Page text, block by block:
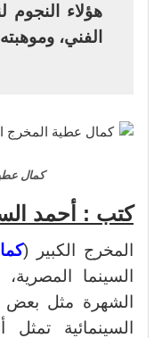
هؤلاء
الفني، وموهبته
كمال
كتب : أحمد
المخرج الكبير (
السينما
الشهرة مثل بعض
السينمائية